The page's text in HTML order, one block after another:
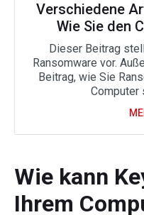
Verschiedene
Wie Sie den
Dieser Beitrag
Ransomware vor.
Beitrag, wie Sie
Computer
Wie kann
Ihrem